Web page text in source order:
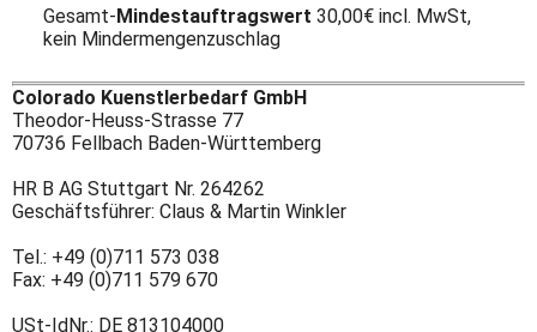
Gesamt-Mindestauftragswert 30,00€ incl. MwSt,
kein Mindermengenzuschlag
Colorado Kuenstlerbedarf GmbH
Theodor-Heuss-Strasse 77
70736 Fellbach Baden-Württemberg
HR B AG Stuttgart Nr. 264262
Geschäftsführer: Claus & Martin Winkler
Tel.: +49 (0)711 573 038
Fax: +49 (0)711 579 670
USt-IdNr.: DE 813104000